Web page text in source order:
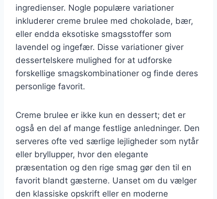
ingredienser. Nogle populære variationer
inkluderer creme brulee med chokolade, bær,
eller endda eksotiske smagsstoffer som
lavendel og ingefær. Disse variationer giver
dessertelskere mulighed for at udforske
forskellige smagskombinationer og finde deres
personlige favorit.
Creme brulee er ikke kun en dessert; det er
også en del af mange festlige anledninger. Den
serveres ofte ved særlige lejligheder som nytår
eller bryllupper, hvor den elegante
præsentation og den rige smag gør den til en
favorit blandt gæsterne. Uanset om du vælger
den klassiske opskrift eller en moderne